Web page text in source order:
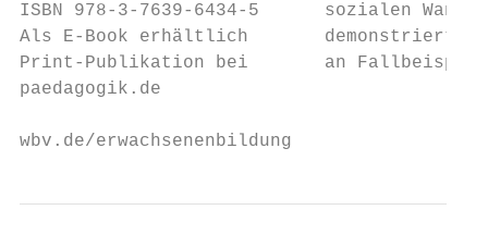
ISBN 978-3-7639-6434-5      sozialen
Als E-Book erhältlich       demonstriert die
Print-Publikation bei       an
paedagogik.de
wbv.de/erwachsenenbildung